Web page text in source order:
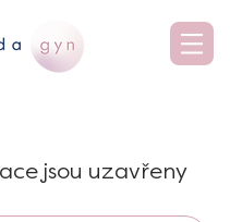
jsou uzavřeny